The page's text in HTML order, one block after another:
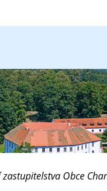
zastupitelstva Obce